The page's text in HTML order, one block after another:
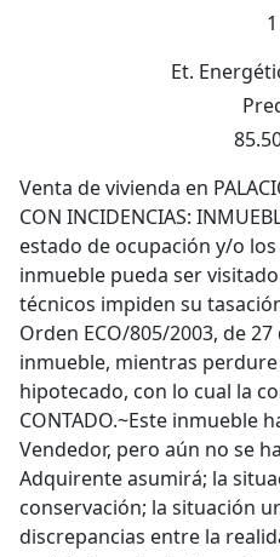
1
Et.
Venta de vivienda en
CON INCIDENCIAS:
estado de ocupación y/o
inmueble pueda ser
técnicos impiden su
Orden ECO/805/2003, de
inmueble, mientras
hipotecado, con lo cual la
CONTADO.~Este inmueble
Vendedor, pero aún no se
Adquirente asumirá; la
conservación; la situación
discrepancias entre la